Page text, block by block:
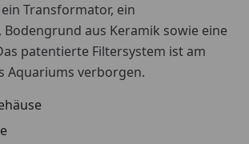
Transformator, ein
aus Keramik sowie eine
patentierte Filtersystem ist am
Aquariums verborgen.